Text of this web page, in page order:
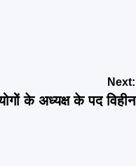
Next:
के अध्यक्ष के पद विहीन